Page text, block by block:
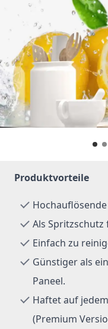
Produktvorteile
Als Spritzschutz
Einfach zu
Günstiger als
Paneel.
Haftet auf
(Premium